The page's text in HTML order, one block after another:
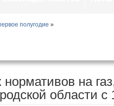
полугодие »
на
области с